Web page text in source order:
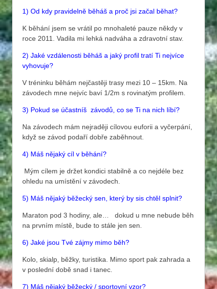
1) Od kdy pravidelně běháš a proč jsi začal běhat?
K běhání jsem se vrátil po mnohaleté pauze někdy v
roce 2011. Vadila mi lehká nadváha a zdravotní stav.
2) Jaké vzdálenosti běháš a jaký profil tratí Ti nejvíce
vyhovuje?
V tréninku běhám nejčastěji trasy mezi 10 – 15km. Na
závodech mne nejvíc baví 1/2m s rovinatým profilem.
3) Pokud se účastníš závodů, co se Ti na nich líbí?
Na závodech mám nejraději cílovou euforii a vyčerpání,
když se závod podaří dobře zaběhnout.
4) Máš nějaký cíl v běhání?
Mým cílem je držet kondici stabilně a co nejdéle bez
ohledu na umístění v závodech.
5) Máš nějaký běžecký sen, který by sis chtěl splnit?
Maraton pod 3 hodiny, ale… dokud u mne nebude běh
na prvním místě, bude to stále jen sen.
6) Jaké jsou Tvé zájmy mimo běh?
Kolo, skialp, běžky, turistika. Mimo sport pak zahrada a
v poslední době snad i tanec.
7) Máš nějaký běžecký / sportovní vzor?